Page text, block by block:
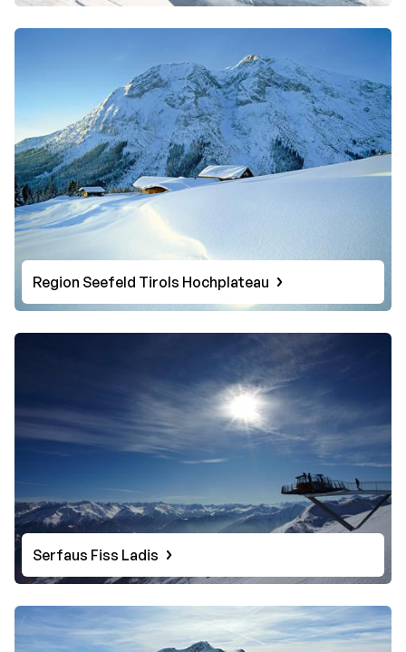
Region Seefeld Tirols Hochplateau
Serfaus Fiss Ladis